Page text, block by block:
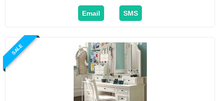
Email SMS
SALE